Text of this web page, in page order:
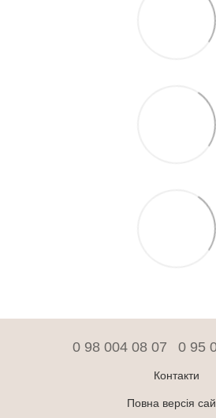
0 98 004 08 07 0 95
Контакти
Повна версія